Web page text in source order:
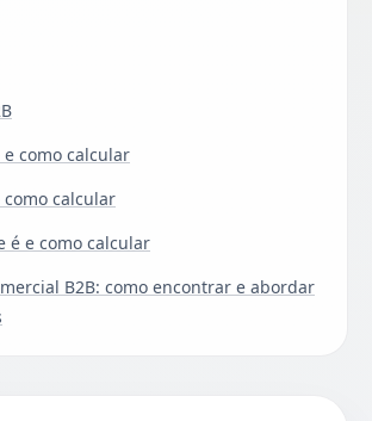
e como calcular
como calcular
é e como calcular
B2B: como encontrar e abordar